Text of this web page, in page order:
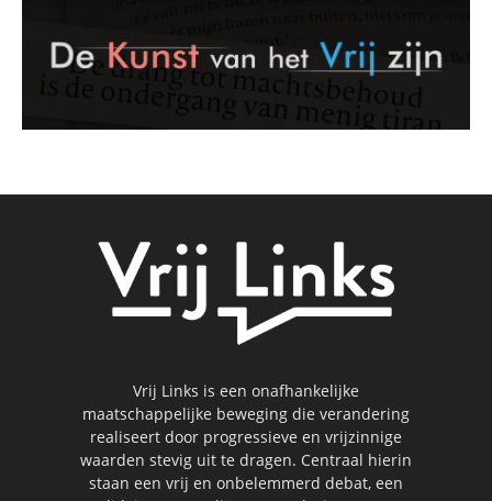
Vrij Links is een onafhankelijke
maatschappelijke beweging die verandering
realiseert door progressieve en vrijzinnige
waarden stevig uit te dragen. Centraal hierin
staan een vrij en onbelemmerd debat, een